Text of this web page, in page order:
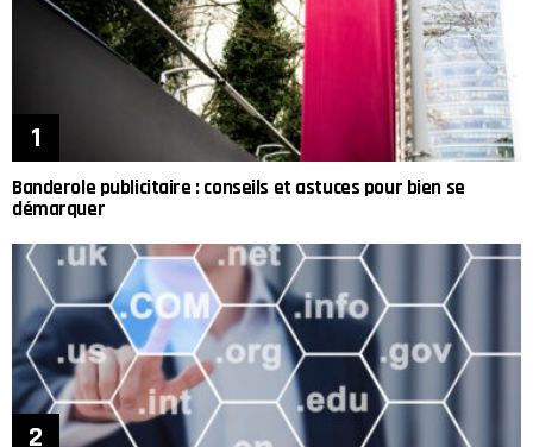
Banderole publicitaire : conseils et astuces pour bien se
démarquer